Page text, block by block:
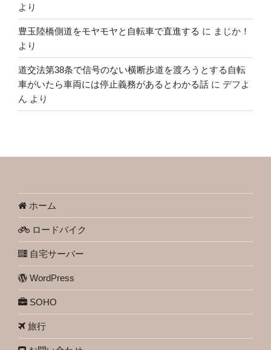
より
豊玉陸橋側道をモヤモヤと自転車で直進する に まじか！
より
道交法第38条で信号のない横断歩道を渡ろうとする自転
車がいたら車両には停止義務があるとわかる話 に デフよ
ん より
ホーム
ロードバイク
自宅サーバー
WordPress
SOHO
旅行